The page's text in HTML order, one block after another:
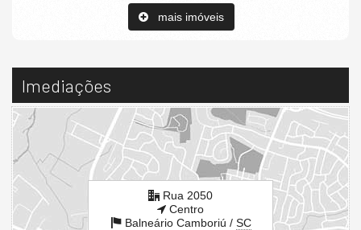
mais imóveis
Imediações
Rua 2050
Centro
Balneário Camboriú / SC